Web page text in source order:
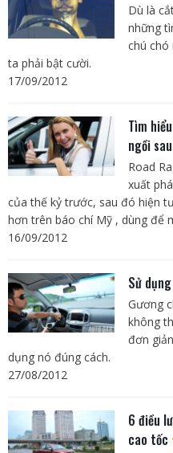
Dù là
những
chú chó
ta phải bật cười.
17/09/2012
Tìm
ngồi
Road
xuất
của thế kỷ trước, sau đó hiện
hơn trên báo chí Mỹ , dùng để
16/09/2012
Sử
Gương
không
đơn
dụng nó đúng cách.
27/08/2012
6 điều
cao tốc